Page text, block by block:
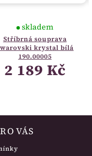
Stříbrná souprava
krystal bílá
190.00005
skladem
2 189 Kč
VÁS